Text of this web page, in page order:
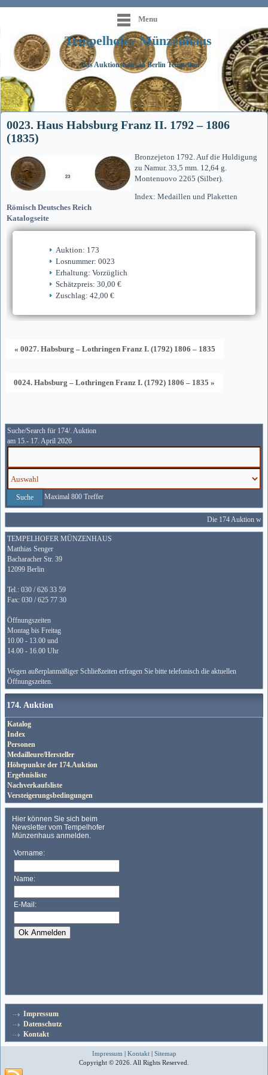
Menu
Tempelhofer Münzenhaus
Das Auktionshaus in Berlin Tempelhof
0023. Haus Habsburg Franz II. 1792 – 1806
(1835)
Bronzejeton 1792. Auf die Huldigung
zu Namur. 33,5 mm. 12,64 g.
Montenuovo 2265 (Silber).
Index: Medaillen und Plaketten
Römisch Deutsches Reich
Katalogseite
Auktion: 173
Losnummer: 0023
Erhaltung: Vorzüglich
Schätzpreis: 30,00 €
Zuschlag: 42,00 €
« 0027. Habsburg – Lothringen Franz I. (1792) 1806 – 1835
0024. Habsburg – Lothringen Franz I. (1792) 1806 – 1835 »
Suche/Search für 174/. Auktion
am 15.- 17. April 2026
Maximal 800 Treffer
Die 174 Auktion
TEMPELHOFER MÜNZENHAUS
Matthias Senger
Bacharacher Str. 39
12099 Berlin
Tel.: 030 / 626 33 59
Fax: 030 / 625 77 30
Öffnungszeiten
Montag bis Freitag
10.00 - 13.00 und
14.00 - 16.00 Uhr
Wegen außerplanmäßiger Schließzeiten erfragen Sie bitte telefonisch die aktuellen
Öffnungszeiten.
174. Auktion
Katalog
Index
Personen
Medailleure/Hersteller
Höhepunkte der 174.Auktion
Ergebnisliste
Nachverkaufsliste
Versteigerungsbedingungen
Impressum
Datenschutz
Kontakt
Impressum | Kontakt| Sitemap
Copyright © 2026. All Rights Reserved.